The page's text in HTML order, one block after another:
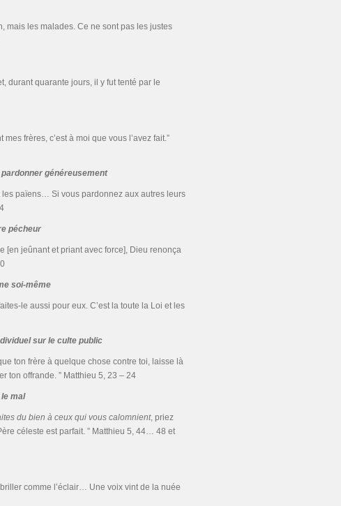
mais les malades. Ce ne sont pas les justes
durant quarante jours, il y fut tenté par le
frères, c’est à moi que vous l’avez fait.”
généreusement
païens… Si vous pardonnez aux autres leurs
pécheur
[en jeûnant et priant avec force], Dieu renonça
soi-même
le aussi pour eux. C’est la toute la Loi et les
sur le culte public
ton frère à quelque chose contre toi, laisse là
ton offrande. ” Matthieu 5, 23 – 24
mal
du bien à ceux qui vous calomnient, priez
céleste est parfait. ” Matthieu 5, 44… 48 et
comme l’éclair… Une voix vint de la nuée